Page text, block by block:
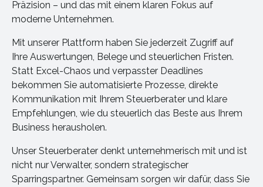
Präzision – und das mit einem klaren Fokus auf
moderne Unternehmen.
Mit unserer Plattform haben Sie jederzeit Zugriff auf
Ihre Auswertungen, Belege und steuerlichen Fristen.
Statt Excel-Chaos und verpasster Deadlines
bekommen Sie automatisierte Prozesse, direkte
Kommunikation mit Ihrem Steuerberater und klare
Empfehlungen, wie du steuerlich das Beste aus Ihrem
Business herausholen.
Unser Steuerberater denkt unternehmerisch mit und ist
nicht nur Verwalter, sondern strategischer
Sparringspartner. Gemeinsam sorgen wir dafür, dass Sie